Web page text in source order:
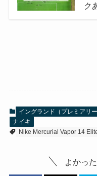
ク
イングランド（プレミアリー
ナイキ
Nike Mercurial Vapor 14
よかっ